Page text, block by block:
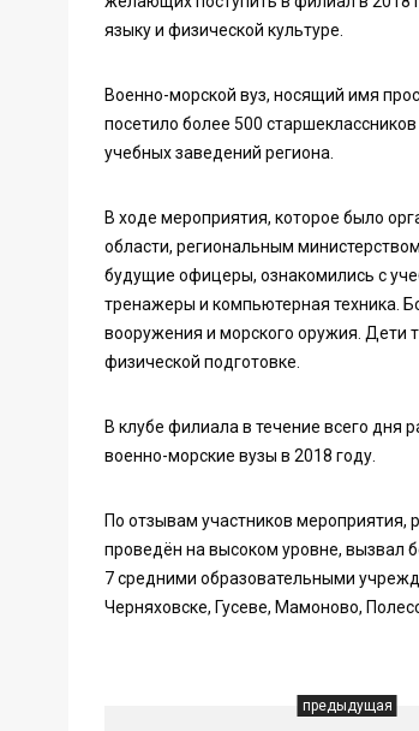
языку и физической культуре.
Военно-морской вуз, носящий имя
посетило более 500
учебных заведений региона.
В ходе мероприятия, которое было
области, региональным
будущие офицеры, ознакомились с
тренажеры и компьютерная техника.
вооружения и морского оружия. Дети
физической подготовке.
В клубе филиала в течение всего дня
военно-морские вузы в 2018 году.
По отзывам участников мероприятия,
проведён на высоком уровне, вызвал
7 средними образовательными
Черняховске, Гусеве, Мамоново,
предыдущая